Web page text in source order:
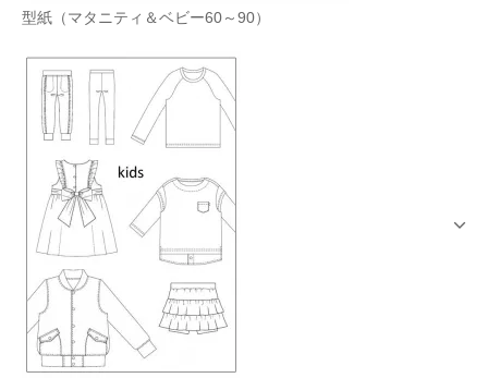
型紙（マタニティ＆ベビー60～90）